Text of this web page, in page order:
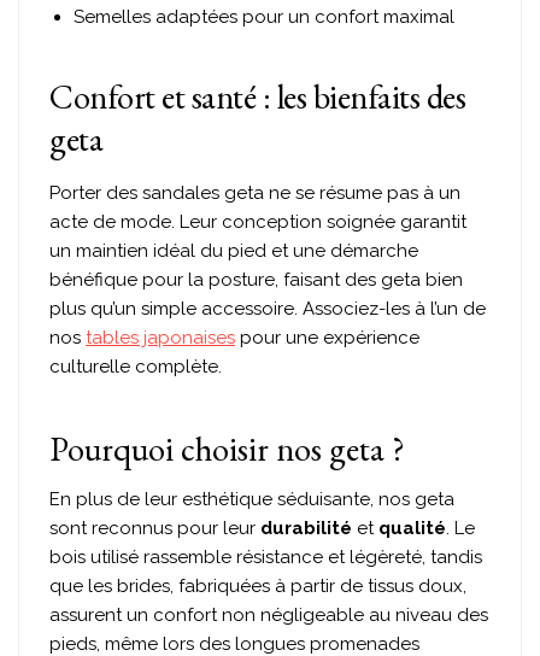
Semelles adaptées pour un confort maximal
Confort et santé : les bienfaits des
geta
Porter des sandales geta ne se résume pas à un
acte de mode. Leur conception soignée garantit
un maintien idéal du pied et une démarche
bénéfique pour la posture, faisant des geta bien
plus qu’un simple accessoire. Associez-les à l’un de
nos tables japonaises pour une expérience
culturelle complète.
Pourquoi choisir nos geta ?
En plus de leur esthétique séduisante, nos geta
sont reconnus pour leur durabilité et qualité. Le
bois utilisé rassemble résistance et légèreté, tandis
que les brides, fabriquées à partir de tissus doux,
assurent un confort non négligeable au niveau des
pieds, même lors des longues promenades